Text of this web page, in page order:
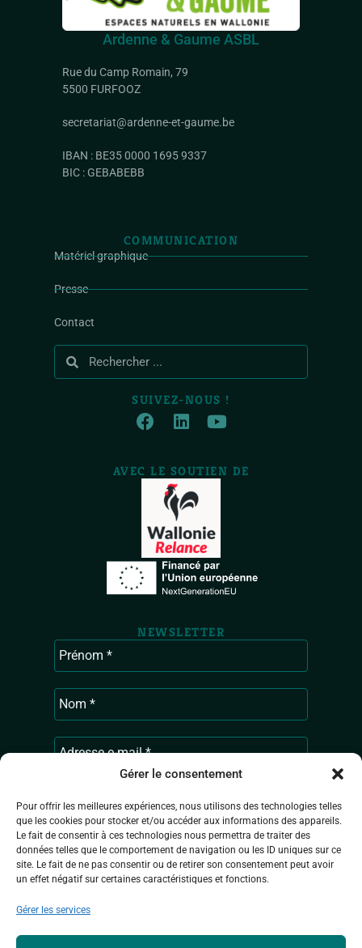
Gérer le consentement
Pour offrir les meilleures expériences, nous utilisons des technologies telles
que les cookies pour stocker et/ou accéder aux informations des appareils.
Le fait de consentir à ces technologies nous permettra de traiter des
données telles que le comportement de navigation ou les ID uniques sur ce
site. Le fait de ne pas consentir ou de retirer son consentement peut avoir
un effet négatif sur certaines caractéristiques et fonctions.
Gérer les services
Ardenne & Gaume ASBL
Rue du Camp Romain, 79
5500 FURFOOZ
secretariat@ardenne-et-gaume.be
IBAN : BE35 0000 1695 9337
BIC : GEBABEBB
COMMUNICATION
Matériel graphique
Presse
Contact
SUIVEZ-NOUS !
AVEC LE SOUTIEN DE
NEWSLETTER
Ardenne & Gaume traite les données
recueillies pour vous envoyer les actualités
de l’association. Pour en savoir plus sur la
consultez